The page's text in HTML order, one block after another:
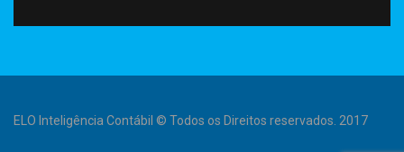
ELO Inteligência Contábil © Todos os Direitos reservados. 2017